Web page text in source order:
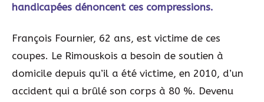
handicapées dénoncent ces compressions.
François Fournier, 62 ans, est victime de ces
coupes. Le Rimouskois a besoin de soutien à
domicile depuis qu’il a été victime, en 2010, d’un
accident qui a brûlé son corps à 80 %. Devenu